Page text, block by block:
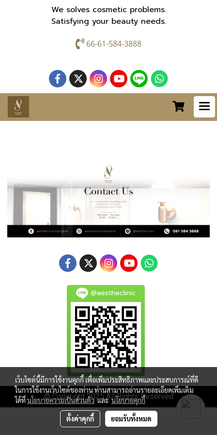
We solves cosmetic problems.
Satisfying your beauty needs.
66-61-584-3888
@aestheclinic
© Copyright 2025 All Rights Reserved
เว็บไซต์นี้มีการใช้งานคุกกี้ เพื่อเพิ่มประสิทธิภาพและประสบการณ์ที่ดี
ในการใช้งานเว็บไซต์ของท่าน ท่านสามารถอ่านรายละเอียดเพิ่มเติม
ได้ที่นโยบายความเป็นส่วนตัวและนโยบายคุกกี้
ตั้งค่าคุกกี้ ยอมรับทั้งหมด